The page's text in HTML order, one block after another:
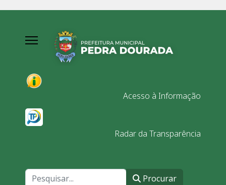
Acesso à Informação
Radar da Transparência
Procurar